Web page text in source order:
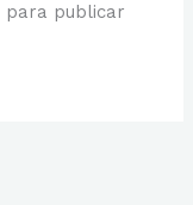
para publicar